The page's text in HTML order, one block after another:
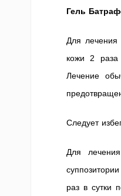
Гель
Для лечения
кожи 2 раза
Лечение
Следует
Для
раз в сутки